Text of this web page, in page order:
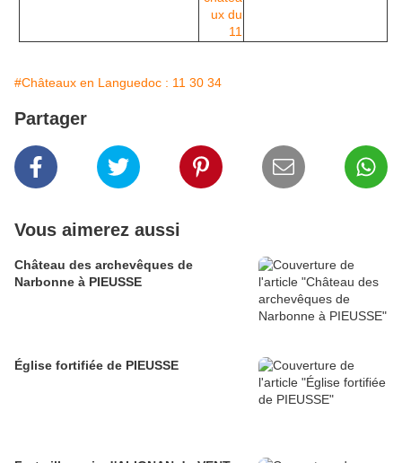
#Châteaux en Languedoc : 11 30 34
Partager
Vous aimerez aussi
Château des archevêques de
Narbonne à PIEUSSE
Église fortifiée de PIEUSSE